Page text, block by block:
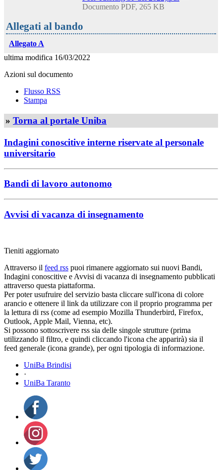
Documento PDF, 265 KB
Allegati al bando
Allegato A
ultima modifica 16/03/2022
Azioni sul documento
Flusso RSS
Stampa
» Torna al portale Uniba
Indagini conoscitive interne riservate al personale
universitario
Bandi di lavoro autonomo
Avvisi di vacanza di insegnamento
Tieniti aggiornato
Attraverso il feed rss puoi rimanere aggiornato sui nuovi Bandi,
Indagini conoscitive e Avvisi di vacanza di insegnamento pubblicati
attraverso questa piattaforma.
Per poter usufruire del servizio basta cliccare sull'icona di colore
arancio e ottenere il link da utilizzare con il proprio programma per
la lettura di rss (come ad esempio Mozilla Thunderbird, Firefox,
Outlook, Apple Mail, Vienna, etc).
Si possono sottoscrivere rss sia delle singole strutture (prima
utilizzando il filtro, e quindi cliccando l'icona che apparirà) sia il
feed generale (icona grande), per ogni tipologia di informazione.
UniBa Brindisi
·
UniBa Taranto